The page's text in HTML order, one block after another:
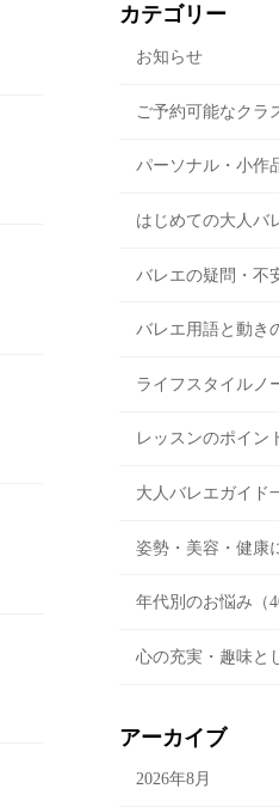
カテゴリー
お知らせ
ご予約可能なクラ
パーソナル・小作
はじめての大人バ
バレエの疑問・不
バレエ用語と動き
ライフスタイルノ
レッスンのポイン
大人バレエガイド
姿勢・美容・健康
年代別のお悩み（
心の充実・趣味と
アーカイブ
2026年8月